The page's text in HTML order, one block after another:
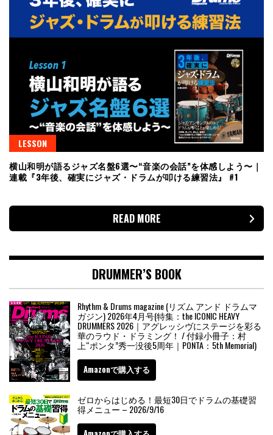
LESSON
横山和明が語るジャズ名盤6選〜“音楽の会話”を体感しよう〜｜
連載『3年後、確実にジャズ・ドラムが叩ける練習法』 #1
READ MORE
DRUMMER’S BOOK
Rhythm & Drums magazine (リズム アンド ドラムマ
ガジン) 2026年4月号(特集：the ICONIC HEAVY
DRUMMERS 2026｜アグレッシヴにステージを彩る
華のラウド・ドラミング！ / 付録小冊子：村
上“ポンタ”秀一没後5周年｜PONTA：5th Memorial)
Amazonで購入する
ゼロからはじめる！最短30日でドラムの基礎習
得メニュー – 2026/9/16